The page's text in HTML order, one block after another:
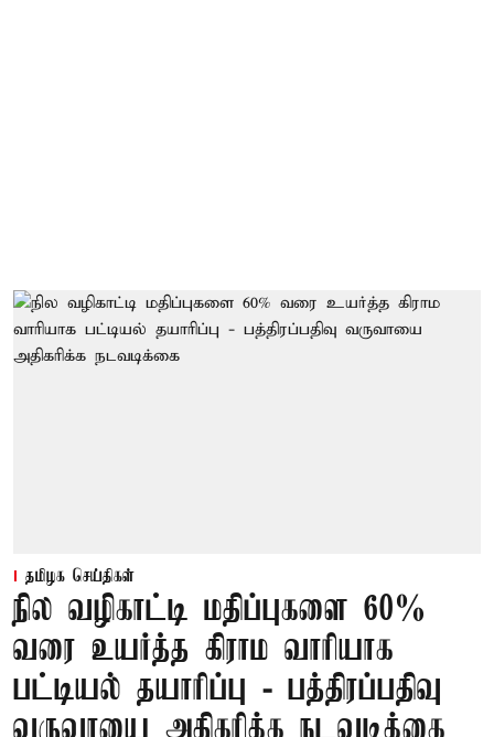
தமிழக செய்திகள்
நில வழிகாட்டி மதிப்புகளை 60%
வரை உயர்த்த கிராம வாரியாக
பட்டியல் தயாரிப்பு - பத்திரப்பதிவு